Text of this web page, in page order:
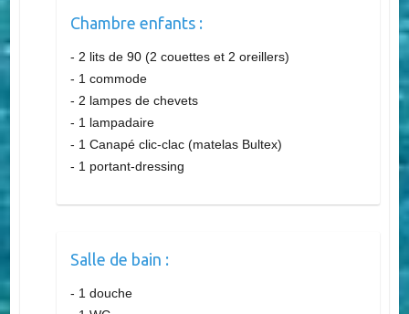
Chambre enfants :
- 2 lits de 90 (2 couettes et 2 oreillers)
- 1 commode
- 2 lampes de chevets
- 1 lampadaire
- 1 portant-dressing
Salle de bain :